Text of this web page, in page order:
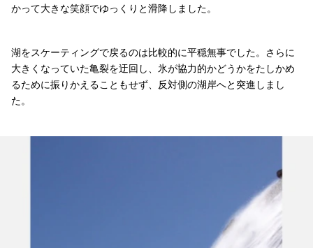
かって大きな笑顔でゆっくりと滑降しました。
湖をスケーティングで戻るのは比較的に平穏無事でした。さらに
大きくなっていた亀裂を迂回し、氷が協力的かどうかをたしかめ
るために振りかえることもせず、反対側の湖岸へと突進しまし
た。